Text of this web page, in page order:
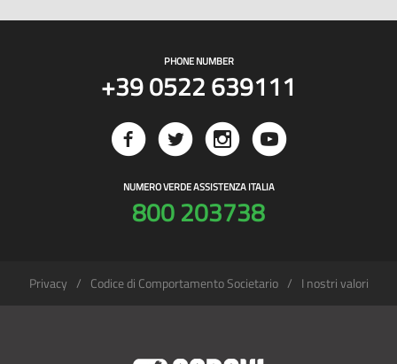
PHONE NUMBER
+39 0522 639111
NUMERO VERDE ASSISTENZA ITALIA
800 203738
Privacy Codice di Comportamento Societario I nostri valori